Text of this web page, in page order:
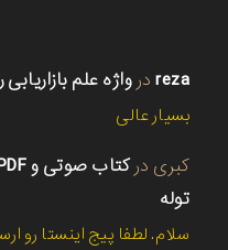
reza در واژه علم
بسیار عالی
کبری در
توله
سلام. لطفا پیج اینستا رو